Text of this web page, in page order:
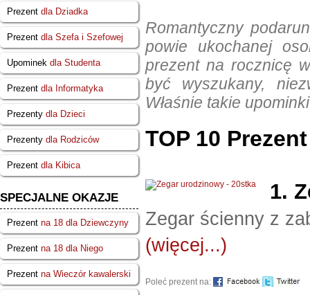
Prezent dla Dziadka
Prezent dla Szefa i Szefowej
Upominek dla Studenta
Prezent dla Informatyka
Prezenty dla Dzieci
Prezenty dla Rodziców
Prezent dla Kibica
SPECJALNE OKAZJE
Prezent na 18 dla Dziewczyny
Prezent na 18 dla Niego
Prezent na Wieczór kawalerski
Romantyczny
powie ukochanej
prezent na rocznicę
być wyszukany,
Właśnie takie
TOP 10
1.
Zegar ścienny z
(więcej...)
Poleć prezent na: